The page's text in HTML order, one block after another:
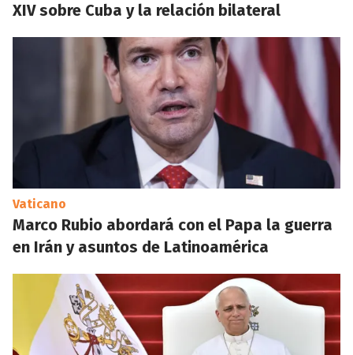
XIV sobre Cuba y la relación bilateral
Vaticano
Marco Rubio abordará con el Papa la guerra
en Irán y asuntos de Latinoamérica